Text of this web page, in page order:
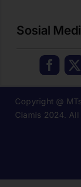
Sosial
Copyright @
Ciamis 2024.